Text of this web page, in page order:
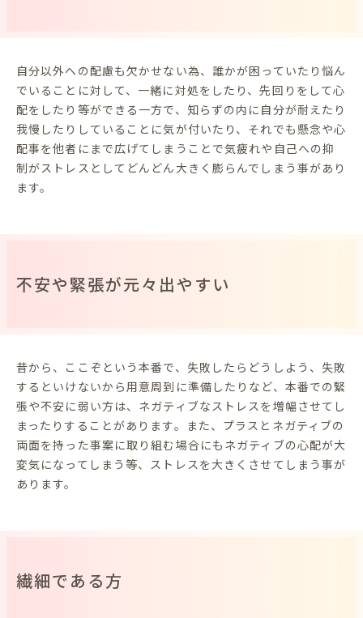
自分以外への配慮も欠かせない為、誰かが困っていたり悩ん
でいることに対して、一緒に対処をしたり、先回りをして心
配をしたり等ができる一方で、知らずの内に自分が耐えたり
我慢したりしていることに気が付いたり、それでも懸念や心
配事を他者にまで広げてしまうことで気疲れや自己への抑
制がストレスとしてどんどん大きく膨らんでしまう事があり
ます。
不安や緊張が元々出やすい
昔から、ここぞという本番で、失敗したらどうしよう、失敗
するといけないから用意周到に準備したりなど、本番での緊
張や不安に弱い方は、ネガティブなストレスを増幅させてし
まったりすることがあります。また、プラスとネガティブの
両面を持った事案に取り組む場合にもネガティブの心配が大
変気になってしまう等、ストレスを大きくさせてしまう事が
あります。
繊細である方